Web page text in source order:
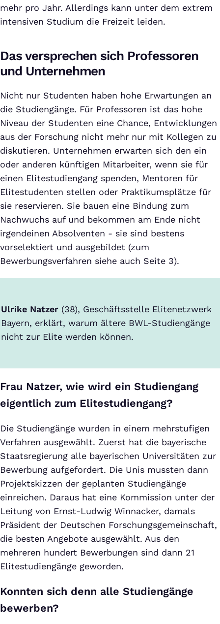
mehr pro Jahr. Allerdings kann unter dem extrem
intensiven Studium die Freizeit leiden.
Das versprechen sich Professoren
und Unternehmen
Nicht nur Studenten haben hohe Erwartungen an
die Studiengänge. Für Professoren ist das hohe
Niveau der Studenten eine Chance, Entwicklungen
aus der Forschung nicht mehr nur mit Kollegen zu
diskutieren. Unternehmen erwarten sich den ein
oder anderen künftigen Mitarbeiter, wenn sie für
einen Elitestudiengang spenden, Mentoren für
Elitestudenten stellen oder Praktikumsplätze für
sie reservieren. Sie bauen eine Bindung zum
Nachwuchs auf und bekommen am Ende nicht
irgendeinen Absolventen - sie sind bestens
vorselektiert und ausgebildet (zum
Bewerbungsverfahren siehe auch Seite 3).
Ulrike Natzer (38), Geschäftsstelle Elitenetzwerk
Bayern, erklärt, warum ältere BWL-Studiengänge
nicht zur Elite werden können.
Frau Natzer, wie wird ein Studiengang
eigentlich zum Elitestudiengang?
Die Studiengänge wurden in einem mehrstufigen
Verfahren ausgewählt. Zuerst hat die bayerische
Staatsregierung alle bayerischen Universitäten zur
Bewerbung aufgefordert. Die Unis mussten dann
Projektskizzen der geplanten Studiengänge
einreichen. Daraus hat eine Kommission unter der
Leitung von Ernst-Ludwig Winnacker, damals
Präsident der Deutschen Forschungsgemeinschaft,
die besten Angebote ausgewählt. Aus den
mehreren hundert Bewerbungen sind dann 21
Elitestudiengänge geworden.
Konnten sich denn alle Studiengänge
bewerben?